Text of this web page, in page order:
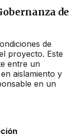
de
de
proyecto. Este
entre un
aislamiento y
en un